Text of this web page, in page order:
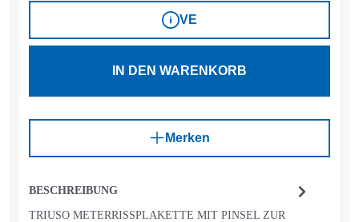
BESCHREIBUNG
TRIUSO METERRISSPLAKETTE MIT PINSEL ZUR
VE
IN DEN WARENKORB
Merken